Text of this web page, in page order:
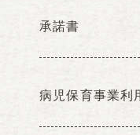
承諾書
病児保育事業利